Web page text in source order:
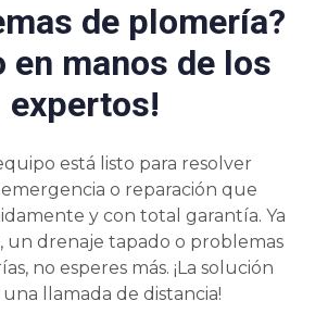
de plomería?
en manos de los
expertos!
está listo para resolver
o reparación que
y con total garantía. Ya
un drenaje tapado o problemas
no esperes más. ¡La solución
una llamada de distancia!